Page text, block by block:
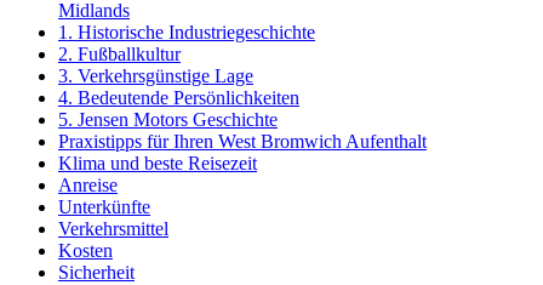
Midlands
1. Historische Industriegeschichte
2. Fußballkultur
3. Verkehrsgünstige Lage
4. Bedeutende Persönlichkeiten
5. Jensen Motors Geschichte
Praxistipps für Ihren West Bromwich Aufenthalt
Klima und beste Reisezeit
Anreise
Unterkünfte
Verkehrsmittel
Kosten
Sicherheit